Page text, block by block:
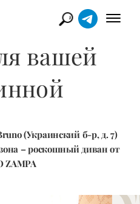
вашей
(Украинский б-р, д. 7)
– роскошный диван от
ZAMPA